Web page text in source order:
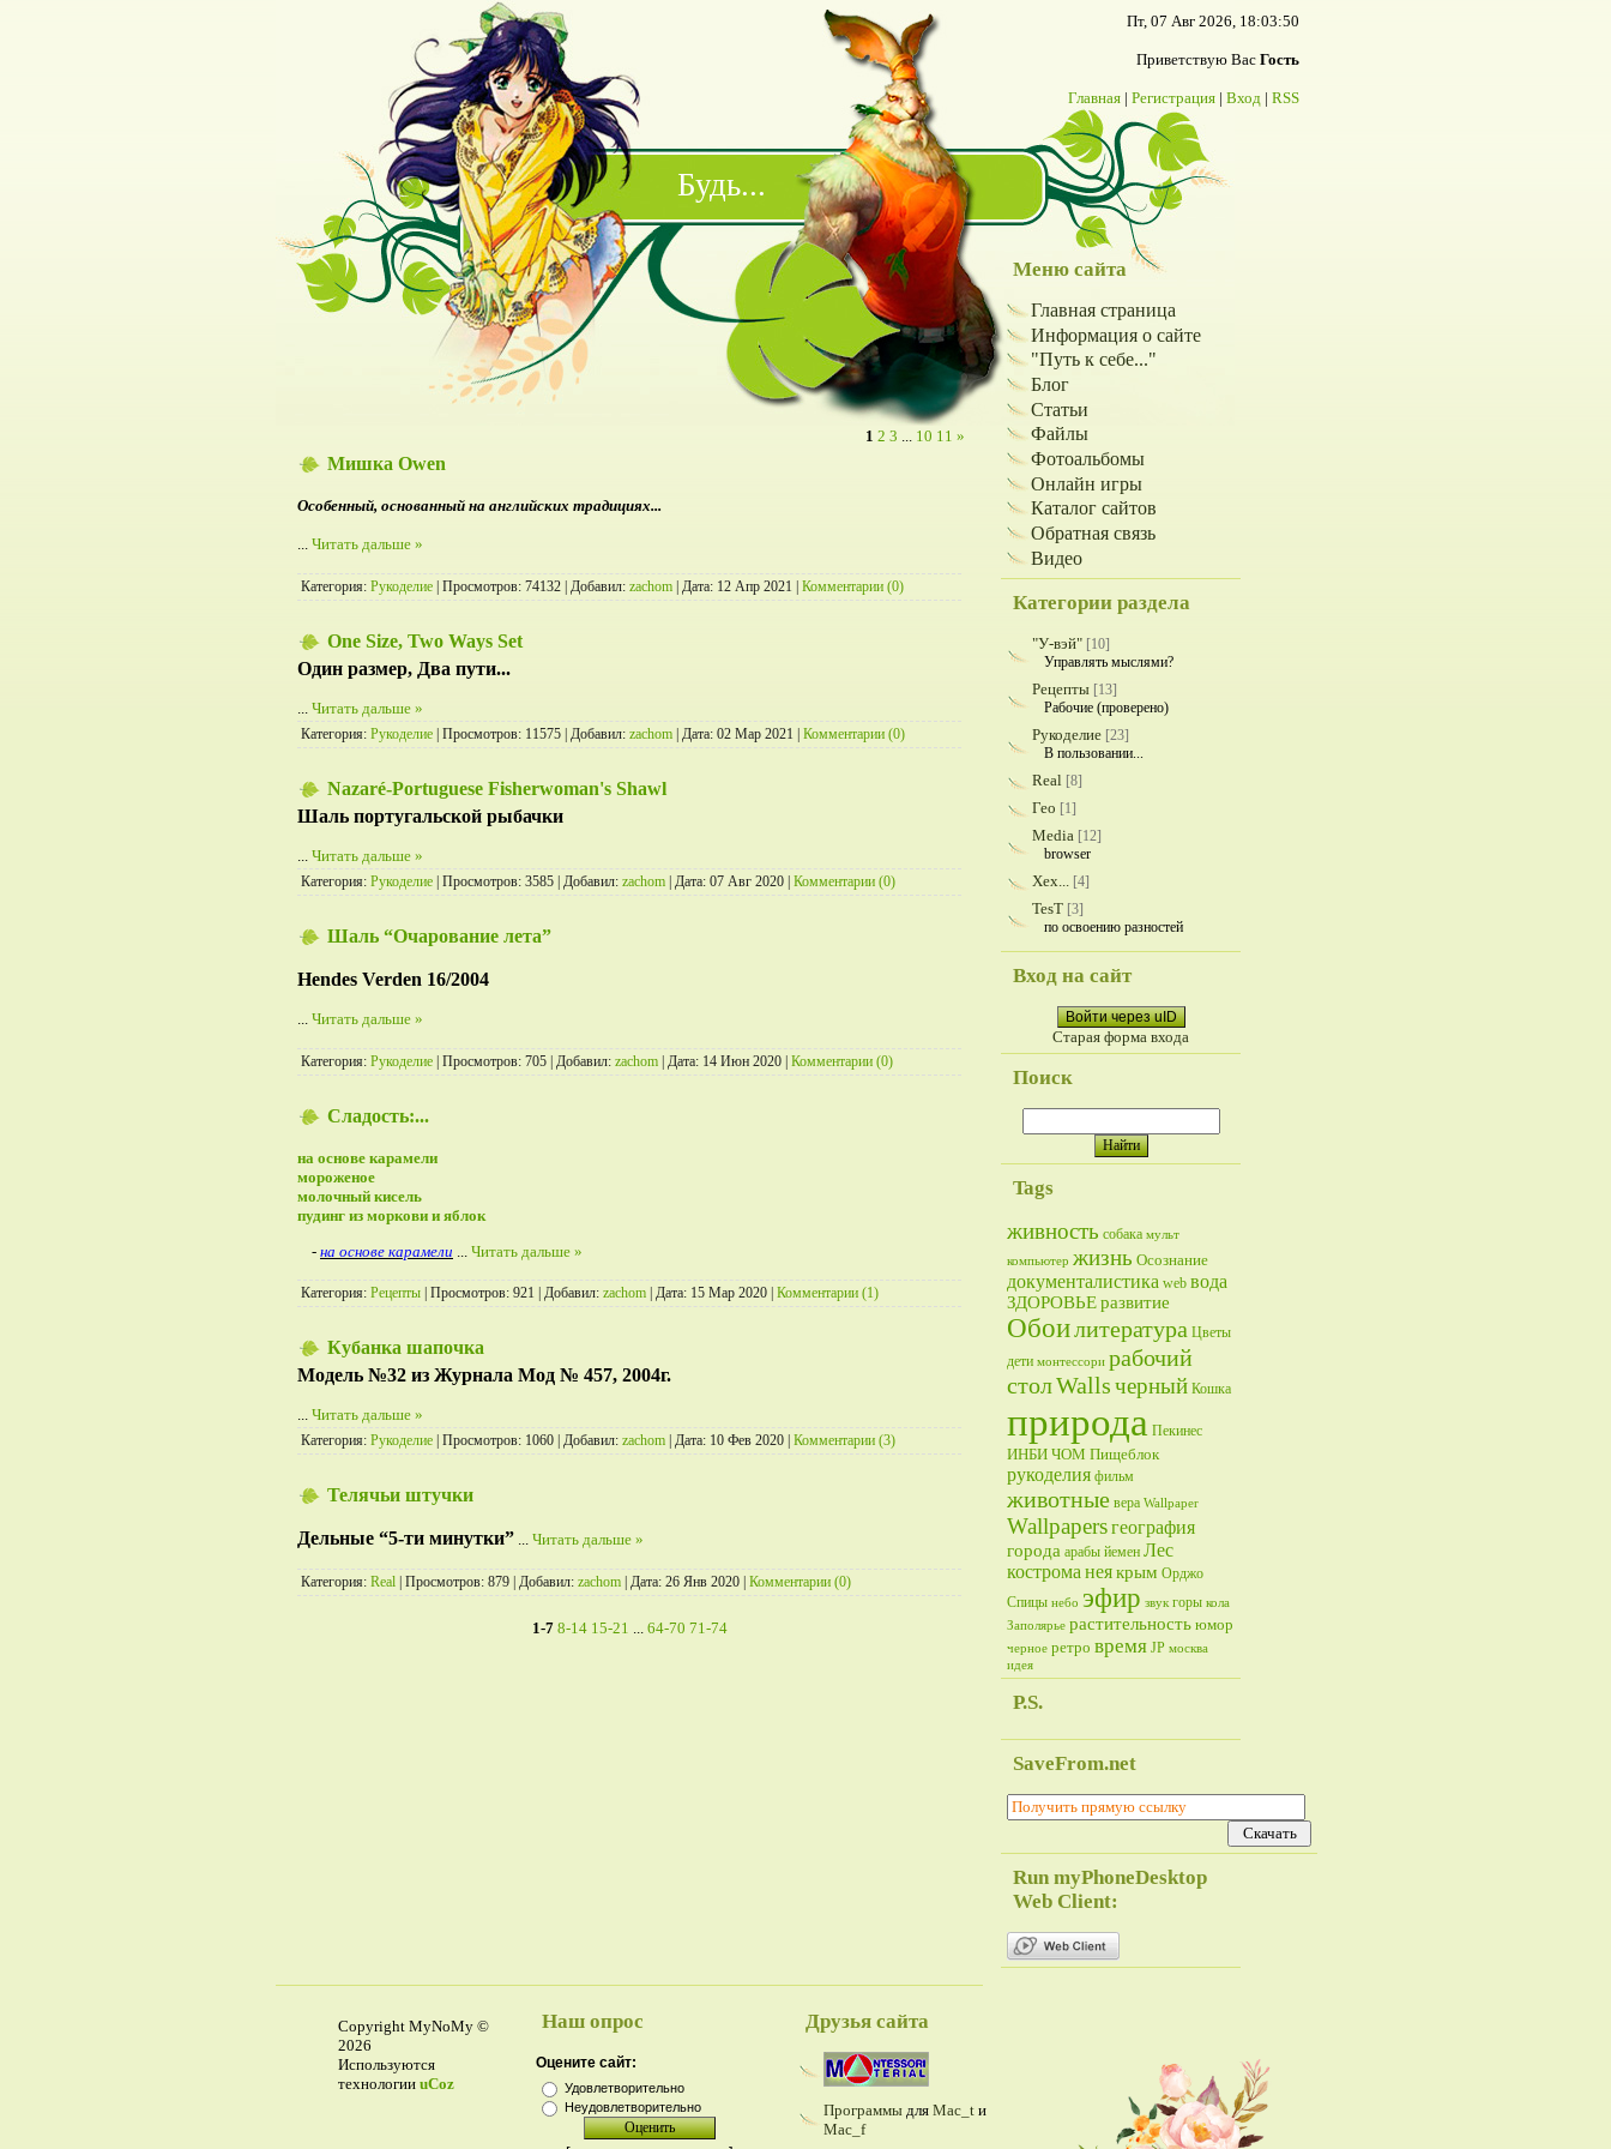
Пт, 07 Авг 2026, 18:03:50
Приветствую Вас Гость
Главная | Регистрация | Вход | RSS
Будь...
1 2 3 ... 10 11 »
Мишка Owen
Особенный, основанный на английских традициях...
... Читать дальше »
Категория: Рукоделие | Просмотров: 74132 | Добавил: zachom | Дата: 12 Апр 2021 | Комментарии (0)
One Size, Two Ways Set
Один размер, Два пути...
... Читать дальше »
Категория: Рукоделие | Просмотров: 11575 | Добавил: zachom | Дата: 02 Мар 2021 Комментарии (0)
Nazaré-Portuguese Fisherwoman's Shawl
Шаль португальской рыбачки
... Читать дальше »
Категория: Рукоделие | Просмотров: 3585 | Добавил: zachom | Дата: 07 Авг 2020 Комментарии (0)
Шаль “Очарование лета”
Hendes Verden 16/2004
... Читать дальше »
Категория: Рукоделие | Просмотров: 705 | Добавил: zachom | Дата: 14 Июн 2020 | Комментарии (0)
Сладость:...
на основе карамели
мороженое
молочный кисель
пудинг из моркови и яблок
- на основе карамели Читать дальше »
Категория: Рецепты | Просмотров: 921 | Добавил: zachom | Дата: 15 Мар 2020 Комментарии (1)
Кубанка шапочка
Модель №32 из Журнала Мод № 457, 2004г.
... Читать дальше »
Категория: Рукоделие | Просмотров: 1060 | Добавил: zachom | Дата: 10 Фев 2020 Комментарии (3)
Телячьи штучки
Дельные “5-ти минутки” ... Читать дальше »
Категория: Real | Просмотров: 879 | Добавил: zachom | Дата: 26 Янв 2020 | Комментарии (0)
1-7 8-14 15-21 ... 64-70 71-74
Меню сайта
Главная страница
Информация о сайте
"Путь к себе..."
Блог
Статьи
Файлы
Фотоальбомы
Онлайн игры
Каталог сайтов
Обратная связь
Видео
Категории раздела
"У-вэй" [10]
Управлять мыслями?
Рецепты [13]
Рабочие (проверено)
Рукоделие [23]
В пользовании...
Real [8]
Гео [1]
Media [12]
browser
Хех... [4]
TesT [3]
по освоению разностей
Вход на сайт
Войти через uID
Старая форма входа
Поиск
Tags
живность собака мульт
компьютер жизнь Осознание
документалистика web вода
ЗДОРОВЬЕразвитие
Обоилитература Цветы
дети монтессори рабочий
столWallsчерный Кошка
природа Пекинес
ИНБИ ЧОМ Пищеблок
рукоделия фильм
животные вера Wallpaper
Wallpapersгеография
города арабы йемен Лес
кострома неякрым Орджо
Спицы небо эфир звук горы кола
Заполярье растительность юмор
черное ретро время JP москва
идея
P.S.
SaveFrom.net
Run myPhoneDesktop
Web Client:
Copyright MyNoMy ©
2026
Используются
технологии uCoz
Наш опрос
Оцените сайт:
Удовлетворительно
Неудовлетворительно
Друзья сайта
Программы для Mac_t и
Mac_f